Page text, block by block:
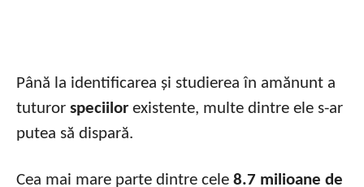
Până la identificarea și studierea în amănunt a
tuturor speciilor existente, multe dintre ele s-ar
putea să dispară.
Cea mai mare parte dintre cele 8.7 milioane de